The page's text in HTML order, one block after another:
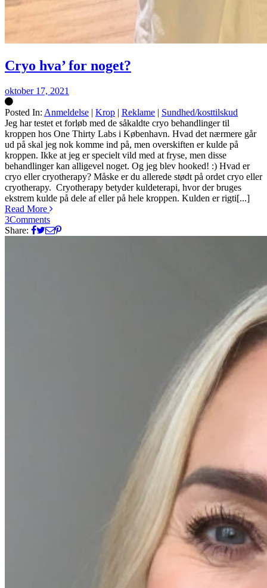
Cryo hva’ for noget?
oktober 17, 2021
Posted In: Anmeldelse | Krop | Reklame | Sundhed/kosttilskud
Silke
Jeg har testet et forløb med de såkaldte cryo behandlinger til
kroppen hos One Thirty Labs i København. Hvad det nærmere går
ud på skal jeg nok komme ind på, men overskiften er kulde på
kroppen. Ikke at jeg er specielt vild med at fryse, men disse
behandlinger kan alligevel noget. Og jeg blev hooked! :) Hvad er
cryo eller cryotherapy? Måske er du allerede stødt på ordet cryo eller
cryotherapy. Cryotherapy betyder kuldeterapi, hvor der bruges
ekstrem kulde på dele af eller på hele kroppen. Kulden er rigti[...]
Read More
3Comments
Share: